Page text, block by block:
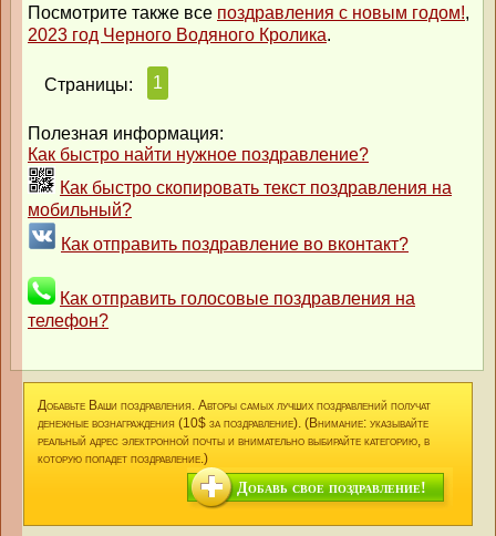
Посмотрите также все поздравления с новым годом!,
2023 год Черного Водяного Кролика.
Страницы: 1
Полезная информация:
Как быстро найти нужное поздравление?
Как быстро скопировать текст поздравления на
мобильный?
Как отправить поздравление во вконтакт?
Как отправить голосовые поздравления на
телефон?
Добавьте Ваши поздравления. Авторы самых лучших поздравлений получат
денежные вознаграждения (10$ за поздравление). (Внимание: указывайте
реальный адрес электронной почты и внимательно выбирайте категорию, в
которую попадет поздравление.)
Добавь свое поздравление!